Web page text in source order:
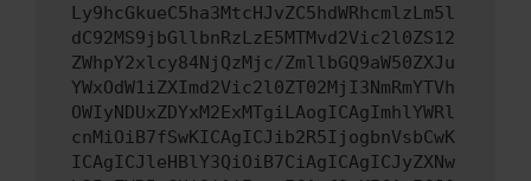
Ly9hcGkueC5ha3MtcHJvZC5hdWRhcmlzLm5l
dC92MS9jbGllbnRzLzE5MTMvd2Vic2l0ZS12
ZWhpY2xlcy84NjQzMjc/ZmllbGQ9aW50ZXJu
YWxOdW1iZXImd2Vic2l0ZT02MjI3NmRmYTVh
OWIyNDUxZDYxM2ExMTgiLAogICAgImhlYWRl
cnMiOiB7fSwKICAgICJib2R5IjogbnVsbCwK
ICAgICJleHBlY3QiOiB7CiAgICAgICJyZXNw